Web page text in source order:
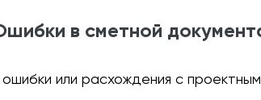
в сметной
или расхождения с